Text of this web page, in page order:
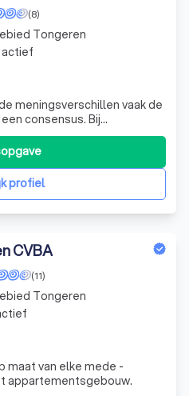
(8)
meningsverschillen vaak de
consensus. Bij
basis op zoek naar
met de bekommernissen
Met een correcte techniek
profiel
Tongeren
actief
CVBA
(11)
maat van elke mede -
appartementsgebouw.
Tongeren